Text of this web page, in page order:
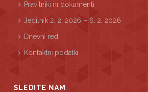
Pravilniki in dokumenti
Jedilnik 2. 2. 2026 – 6. 2. 2026
Dnevni red
Kontaktni podatki
SLEDITE NAM